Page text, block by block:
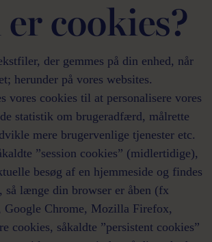
cookies?
der gemmes på din enhed, når
herunder på vores websites.
vores cookies til at personalisere vores
statistik om brugeradfærd, målrette
mere brugervenlige tjenester etc.
”session cookies” (midlertidige),
besøg af en hjemmeside og findes
så længe din browser er åben (fx
Google Chrome, Mozilla Firefox,
cookies, såkaldte ”persistent cookies”